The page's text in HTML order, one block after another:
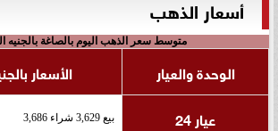
أسعار الذهب
متوسط سعر الذهب اليوم بالصاغة بالجنيه
الوحدة والعيار
الأسعار
عيار 24
بيع 3,629 شراء 3,686